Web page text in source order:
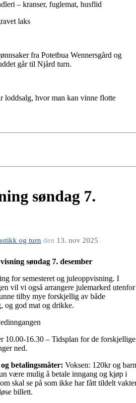
– kranser, fuglemat, husflid
laks
fra Potetbua Wennersgård og
går til Njård turn.
loddsalg, hvor man kan vinne flotte
søndag 7.
og turn den 13. nov 2025
søndag 7. desember
for semesteret og juleoppvisning. I
vil vi også arrangere julemarked utenfor
tilby mye forskjellig av både
og god mat og drikke.
10.00-16.30 – Tidsplan for de forskjellige
ned.
betalingsmåter: Voksen: 120kr og barn
være mulig å betale inngang og kjøp i
skal se på som ikke har fått tildelt
billett.